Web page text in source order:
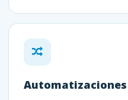
Automatizaciones